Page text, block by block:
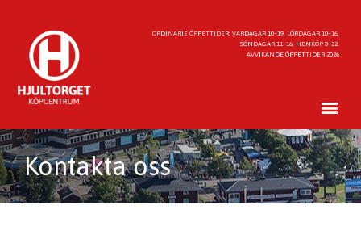
ORDINARIE ÖPPETTIDER: VARDAGAR 10–19, LÖRDAGAR 10–16,
SÖNDAGAR 11–16, HEMKÖP 8–22.
AVVIKANDE ÖPPETTIDER 2026
Kontakta oss